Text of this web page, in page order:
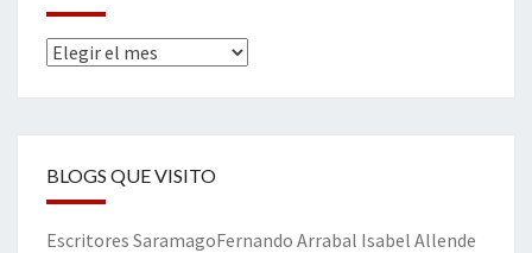
Archivos
BLOGS QUE VISITO
Escritores SaramagoFernando Arrabal Isabel Allende